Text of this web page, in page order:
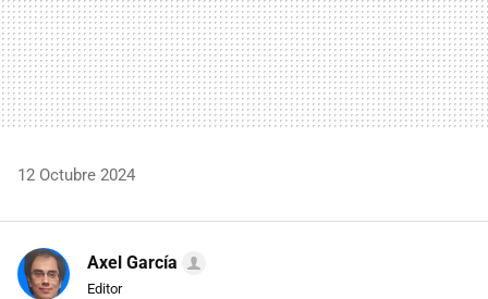
12 Octubre 2024
Axel García
Editor